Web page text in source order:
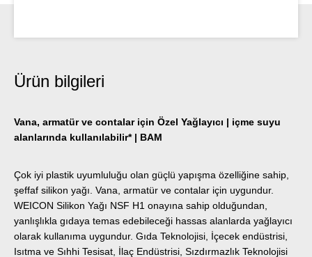
Ürün bilgileri
Vana, armatür ve contalar için Özel Yağlayıcı | içme suyu
alanlarında kullanılabilir* | BAM
Çok iyi plastik uyumluluğu olan güçlü yapışma özelliğine sahip,
şeffaf silikon yağı. Vana, armatür ve contalar için uygundur.
WEICON Silikon Yağı NSF H1 onayına sahip olduğundan,
yanlışlıkla gıdaya temas edebileceği hassas alanlarda yağlayıcı
olarak kullanıma uygundur. Gıda Teknolojisi, İçecek endüstrisi,
Isıtma ve Sıhhi Tesisat, İlaç Endüstrisi, Sızdırmazlık Teknolojisi